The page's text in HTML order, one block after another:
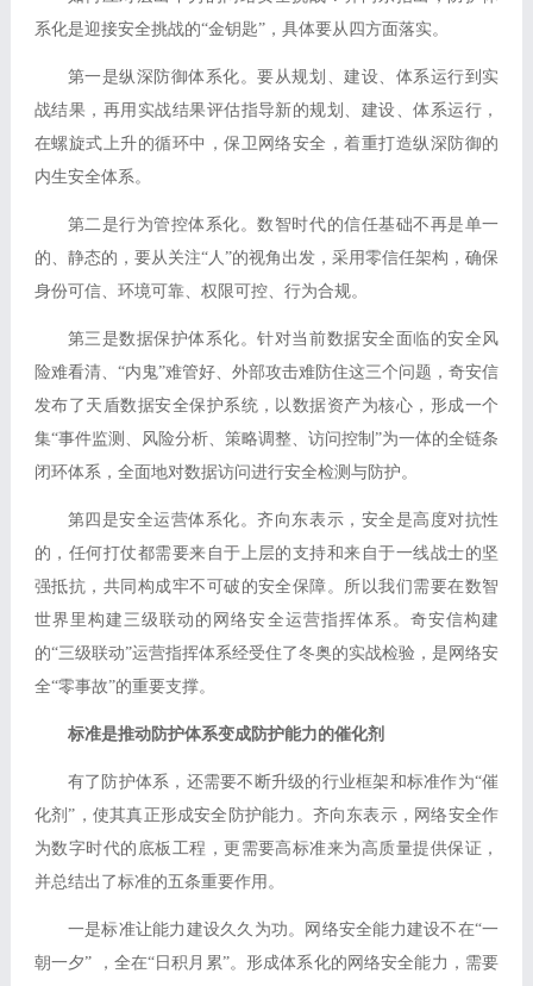
系化是迎接安全挑战的“金钥匙”，具体要从四方面落实。
第一是纵深防御体系化。要从规划、建设、体系运行到实
战结果，再用实战结果评估指导新的规划、建设、体系运行，
在螺旋式上升的循环中，保卫网络安全，着重打造纵深防御的
内生安全体系。
第二是行为管控体系化。数智时代的信任基础不再是单一
的、静态的，要从关注“人”的视角出发，采用零信任架构，确保
身份可信、环境可靠、权限可控、行为合规。
第三是数据保护体系化。针对当前数据安全面临的安全风
险难看清、“内鬼”难管好、外部攻击难防住这三个问题，奇安信
发布了天盾数据安全保护系统，以数据资产为核心，形成一个
集“事件监测、风险分析、策略调整、访问控制”为一体的全链条
闭环体系，全面地对数据访问进行安全检测与防护。
第四是安全运营体系化。齐向东表示，安全是高度对抗性
的，任何打仗都需要来自于上层的支持和来自于一线战士的坚
强抵抗，共同构成牢不可破的安全保障。所以我们需要在数智
世界里构建三级联动的网络安全运营指挥体系。奇安信构建
的“三级联动”运营指挥体系经受住了冬奥的实战检验，是网络安
全“零事故”的重要支撑。
标准是推动防护体系变成防护能力的催化剂
有了防护体系，还需要不断升级的行业框架和标准作为“催
化剂”，使其真正形成安全防护能力。齐向东表示，网络安全作
为数字时代的底板工程，更需要高标准来为高质量提供保证，
并总结出了标准的五条重要作用。
一是标准让能力建设久久为功。网络安全能力建设不在“一
朝一夕” ，全在“日积月累”。形成体系化的网络安全能力，需要